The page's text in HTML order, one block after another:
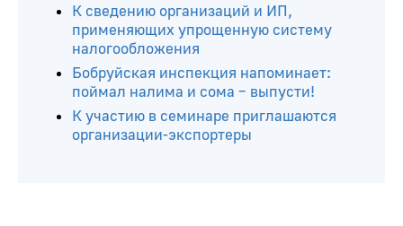
К сведению организаций и ИП,
применяющих упрощенную систему
налогообложения
Бобруйская инспекция напоминает:
поймал налима и сома – выпусти!
К участию в семинаре приглашаются
организации-экспортеры